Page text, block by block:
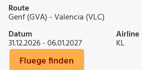
Route
Genf (GVA) - Valencia (VLC)
Datum
31.12.2026 - 06.01.2027
Airline
KL
Fluege finden